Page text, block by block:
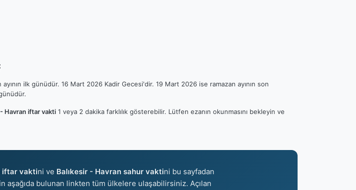
ilk günüdür. 16 Mart 2026 Kadir Gecesi'dir. 19 Mart 2026 ise ramazan ayının son
- Havran iftar vakti 1 veya 2 dakika farklılık gösterebilir. Lütfen ezanın okunmasını bekleyin ve
iftar vaktini ve Balıkesir - Havran sahur vaktini bu sayfadan
bulunan linkten tüm ülkelere ulaşabilirsiniz. Açılan